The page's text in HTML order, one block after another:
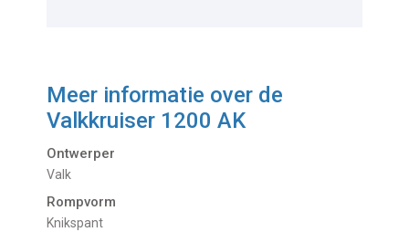
Meer informatie over de
Valkkruiser 1200 AK
Ontwerper
Valk
Rompvorm
Knikspant